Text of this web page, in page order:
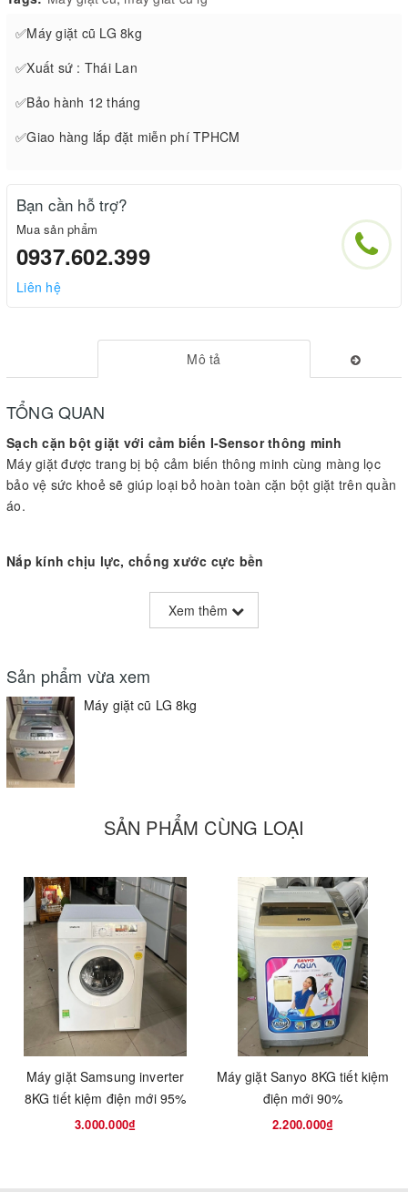
✅Máy giặt cũ LG 8kg
✅Xuất sứ : Thái Lan
✅Bảo hành 12 tháng
✅Giao hàng lắp đặt miễn phí TPHCM
Bạn cần hỗ trợ?
Mua sản phẩm
0937.602.399
Liên hệ
Mô tả
TỔNG QUAN
Sạch cặn bột giặt với cảm biến I-Sensor thông minh
Máy giặt được trang bị bộ cảm biến thông minh cùng màng lọc
bảo vệ sức khoẻ sẽ giúp loại bỏ hoàn toàn cặn bột giặt trên quần
áo.
Nắp kính chịu lực, chống xước cực bền
đem lại độ bền cao và thời gian sử dụng lâu hơn.
Chế độ này giúp quần áo của bạn sẽ được giặt xong sau 19 phút,
rất hữu dụng khi bạn cần giặt nhanh quần áo bị bẩn nhẹ.
THÔNG SỐ KỸ THUẬT
Hãng sản xuất
Máy giặt lồng đứng
Khối lượng giặt
Tốc độ vắt tối đa 700 vòng/phút
Điện năng tiêu thụ (W)
Tự khởi động lại sau khi
Xem thêm
Sản phẩm vừa xem
Máy giặt cũ LG 8kg
SẢN PHẨM CÙNG LOẠI
Máy giặt Samsung inverter
8KG tiết kiệm điện mới 95%
3.000.000₫
Máy giặt Sanyo 8KG tiết kiệm
điện mới 90%
2.200.000₫